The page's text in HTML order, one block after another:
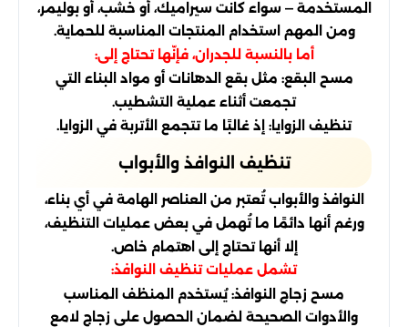
المستخدمة — سواء كانت سيراميك، أو خشب، أو بوليمر،
ومن المهم استخدام المنتجات المناسبة للحماية.
أما بالنسبة للجدران، فإنّها تحتاج إلى:
مسح البقع: مثل بقع الدهانات أو مواد البناء التي
تجمعت أثناء عملية التشطيب.
تنظيف الزوايا: إذ غالبًا ما تتجمع الأتربة في الزوايا.
تنظيف النوافذ والأبواب
النوافذ والأبواب تُعتبر من العناصر الهامة في أي بناء،
ورغم أنها دائمًا ما تُهمل في بعض عمليات التنظيف،
إلا أنها تحتاج إلى اهتمام خاص.
تشمل عمليات تنظيف النوافذ:
مسح زجاج النوافذ: يُستخدم المنظف المناسب
والأدوات الصحيحة لضمان الحصول على زجاج لامع